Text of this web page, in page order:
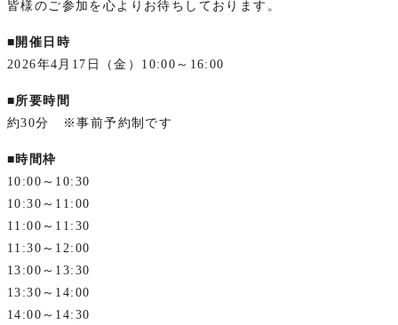
皆様のご参加を心よりお待ちしております。
■開催日時
2026年4月17日（金）10:00～16:00
■所要時間
約30分 ※事前予約制です
■時間枠
10:00～10:30
10:30～11:00
11:00～11:30
11:30～12:00
13:00～13:30
13:30～14:00
14:00～14:30